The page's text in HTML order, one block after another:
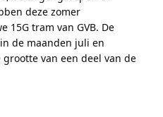
deze zomer
15G tram van GVB. De
de maanden juli en
van een deel van de